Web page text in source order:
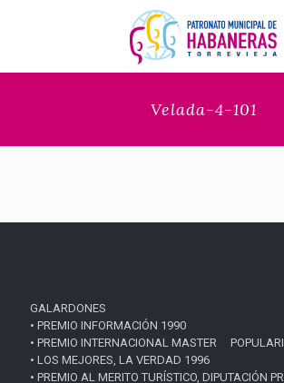
Velada-4-101
GALARDONES
• PREMIO INFORMACIÓN 1990
• PREMIO INTERNACIONAL MASTER
• LOS MEJORES, LA VERDAD 1996
• PREMIO AL MERITO TURÍSTICO, DIPUTACIÓN